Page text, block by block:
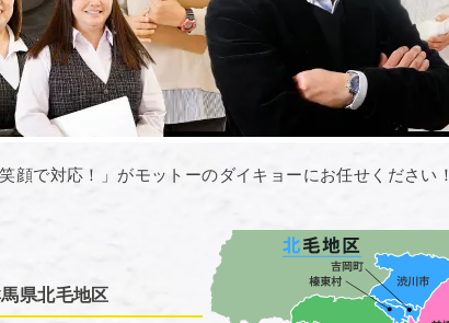
顔で対応！」がモットーのダイキョーにお任せください！
県北毛地区